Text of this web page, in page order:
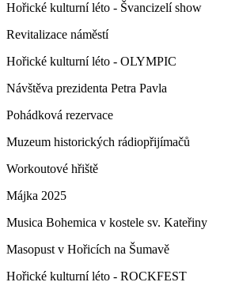
Hořické kulturní léto - Švancizelí show
Revitalizace náměstí
Hořické kulturní léto - OLYMPIC
Návštěva prezidenta Petra Pavla
Pohádková rezervace
Muzeum historických rádiopřijímačů
Workoutové hřiště
Májka 2025
Musica Bohemica v kostele sv. Kateřiny
Masopust v Hořicích na Šumavě
Hořické kulturní léto - ROCKFEST